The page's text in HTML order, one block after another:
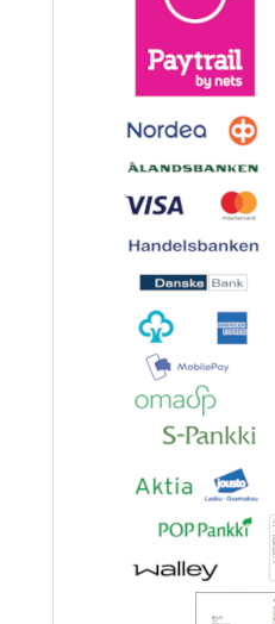
BKK 6062-
Ruostumaton
pehm.